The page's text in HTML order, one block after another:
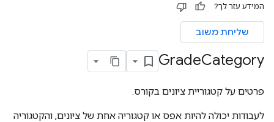
המידע עזר לך?
שליחת משוב
GradeCategory
פרטים על קטגוריית ציונים בקורס.
לעבודות יכולה להיות אפס או קטגוריה אחת של ציונים, והקטגוריה